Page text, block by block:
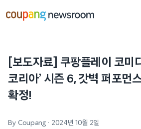
건너뛰기
[보도자료] 쿠팡플레이 코미
코리아’ 시즌 6, 갓벽 퍼포먼
확정!
By Coupang · 2024년 10월 2일